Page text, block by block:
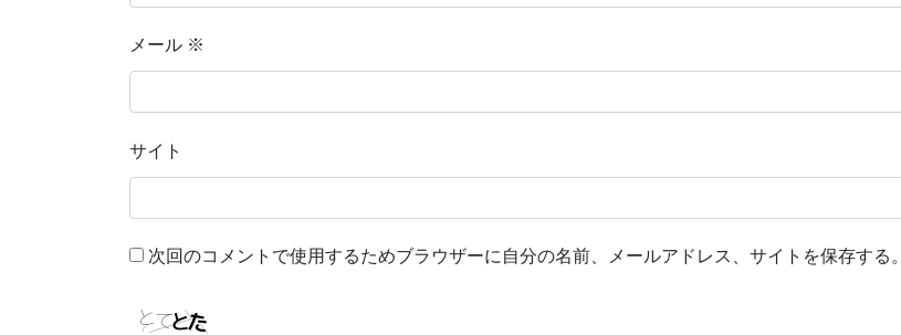
メール ※
サイト
次回のコメントで使用するためブラウザーに自分の名前、メールアドレス、サイトを保存する。